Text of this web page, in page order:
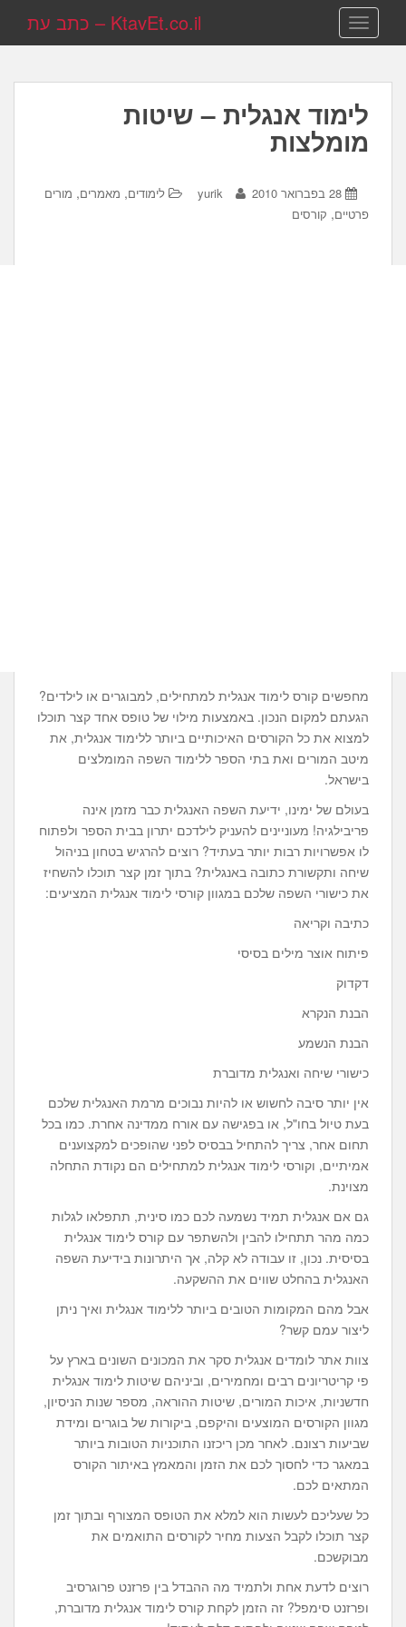
TOGGLE NAVIGATION KtavEt.co.il – כתב עת
לימוד אנגלית – שיטות
מומלצות
28 בפברואר 2010 yurik לימודים, מאמרים, מורים
פרטיים, קורסים
מחפשים קורס לימוד אנגלית למתחילים, למבוגרים או לילדים?
הגעתם למקום הנכון. באמצעות מילוי של טופס אחד קצר תוכלו
למצוא את כל הקורסים האיכותיים ביותר ללימוד אנגלית, את
מיטב המורים ואת בתי הספר ללימוד השפה המומלצים
בישראל.
בעולם של ימינו, ידיעת השפה האנגלית כבר מזמן אינה
פריבילגיה! מעוניינים להעניק לילדכם יתרון בבית הספר ולפתוח
לו אפשרויות רבות יותר בעתיד? רוצים להרגיש בטחון בניהול
שיחה ותקשורת כתובה באנגלית? בתוך זמן קצר תוכלו להשחיז
את כישורי השפה שלכם במגוון קורסי לימוד אנגלית המציעים:
כתיבה וקריאה
פיתוח אוצר מילים בסיסי
דקדוק
הבנת הנקרא
הבנת הנשמע
כישורי שיחה ואנגלית מדוברת
אין יותר סיבה לחשוש או להיות נבוכים מרמת האנגלית שלכם
בעת טיול בחו"ל, או בפגישה עם אורח ממדינה אחרת. כמו בכל
תחום אחר, צריך להתחיל בבסיס לפני שהופכים למקצוענים
אמיתיים, וקורסי לימוד אנגלית למתחילים הם נקודת התחלה
מצוינת.
גם אם אנגלית תמיד נשמעה לכם כמו סינית, תתפלאו לגלות
כמה מהר תתחילו להבין ולהשתפר עם קורס לימוד אנגלית
בסיסית. נכון, זו עבודה לא קלה, אך היתרונות בידיעת השפה
האנגלית בהחלט שווים את ההשקעה.
אבל מהם המקומות הטובים ביותר ללימוד אנגלית ואיך ניתן
ליצור עמם קשר?
צוות אתר לומדים אנגלית סקר את המכונים השונים בארץ על
פי קריטריונים רבים ומחמירים, וביניהם שיטות לימוד אנגלית
חדשניות, איכות המורים, שיטות ההוראה, מספר שנות הניסיון,
מגוון הקורסים המוצעים והיקפם, ביקורות של בוגרים ומידת
שביעות רצונם. לאחר מכן ריכזנו התוכניות הטובות ביותר
במאגר כדי לחסוך לכם את הזמן והמאמץ באיתור הקורס
המתאים לכם.
כל שעליכם לעשות הוא למלא את הטופס המצורף ובתוך זמן
קצר תוכלו לקבל הצעות מחיר לקורסים התואמים את
מבוקשכם.
רוצים לדעת אחת ולתמיד מה ההבדל בין פרזנט פרוגרסיב
ופרזנט סימפל? זה הזמן לקחת קורס לימוד אנגלית מדוברת,